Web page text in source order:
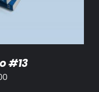
#13